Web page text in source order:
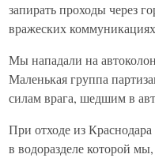
запирать проходы через
вражеских
Мы нападали на
Маленькая группа
силам врага, шедшим в
При отходе из
в водоразделе которой